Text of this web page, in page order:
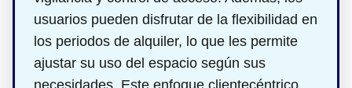
usuarios pueden disfrutar de la flexibilidad en
los periodos de alquiler, lo que les permite
ajustar su uso del espacio según sus